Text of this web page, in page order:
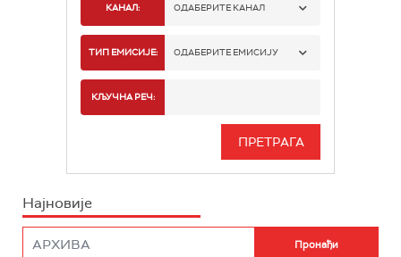
КАНАЛ: ОДАБЕРИТЕ КАНАЛ
РАДИО БЕОГРАД 1
РАДИО БЕОГРАД 3
РАДИО РОКЕНРОЛЕР
ТИП ЕМИСИЈЕ: ОДАБЕРИТЕ ЕМИСИЈУ
ИНФО
КЉУЧНА РЕЧ:
Најновије